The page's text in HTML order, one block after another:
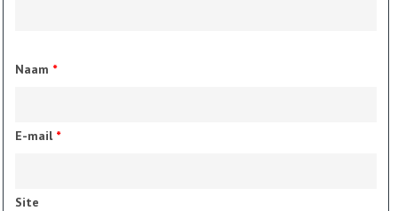
Naam *
E-mail *
Site